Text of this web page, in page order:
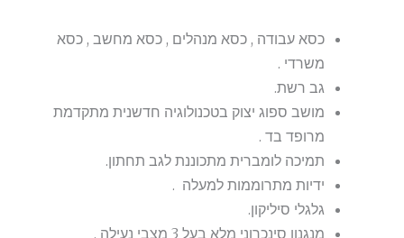
כסא עבודה , כסא מנהלים , כסא מחשב , כסא
משרדי .
גב רשת.
מושב ספוג יצוק בטכנולוגיה חדשנית מתקדמת
מרופד בד .
תמיכה לומברית מתכוננת לגב תחתון.
ידיות מתרוממות למעלה .
גלגלי סיליקון.
מנגנון סינכרוני מלא בעל 3 מצבי נעילה .